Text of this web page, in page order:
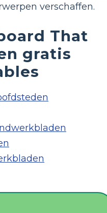
verschaffen.
That
gratis